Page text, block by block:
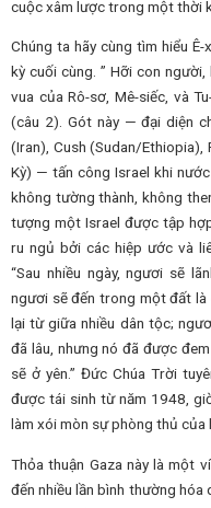
cuộc xâm lược trong một thời
Chúng ta hãy cùng tìm hiểu
kỳ cuối cùng. ” Hỡi con
vua của Rô-sơ, Mê-siếc, và
(câu 2). Gót này — đại diện
(Iran), Cush (Sudan/Ethiopia),
Kỳ) — tấn công Israel khi
không tường thành, không
tượng một Israel được tập
ru ngủ bởi các hiệp ước và
“Sau nhiều ngày, ngươi sẽ
ngươi sẽ đến trong một đất
lại từ giữa nhiều dân tộc;
đã lâu, nhưng nó đã được
sẽ ở yên.” Đức Chúa Trời
được tái sinh từ năm 1948,
làm xói mòn sự phòng thủ của
Thỏa thuận Gaza này là một
đến nhiều lần bình thường hóa